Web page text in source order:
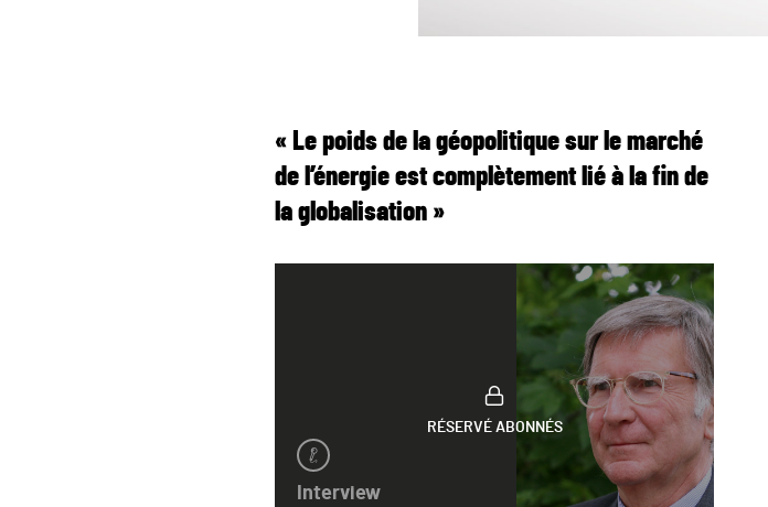
« Le poids de la géopolitique sur le marché
de l’énergie est complètement lié à la fin de
la globalisation »
Interview
RÉSERVÉ ABONNÉS